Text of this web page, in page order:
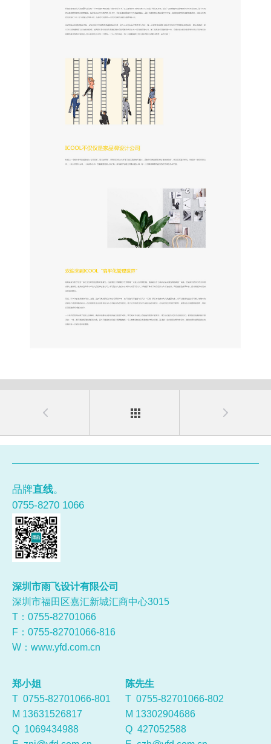
品牌直线。
0755-8270 1066
深圳市雨飞设计有限公司
深圳市福田区嘉汇新城汇商中心3015
T：0755-82701066
F：0755-82701066-816
W： www.yfd.com.cn
郑小姐
T 0755-82701066-801
M 13631526817
Q 1069434988
陈先生
T 0755-82701066-802
M 13302904686
Q 427052588